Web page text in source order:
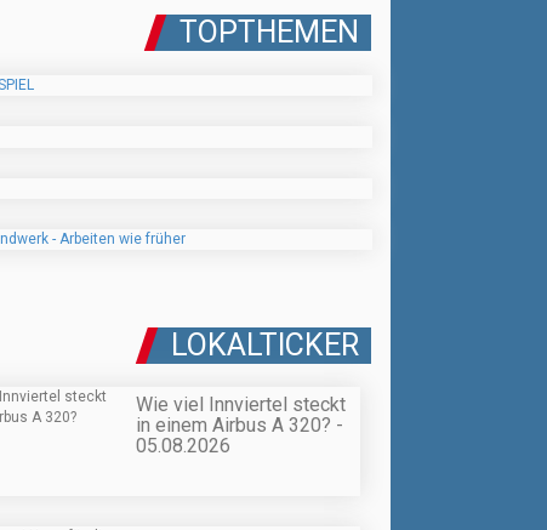
TOPTHEMEN
LOKALTICKER
Wie viel Innviertel steckt
in einem Airbus A 320? -
05.08.2026